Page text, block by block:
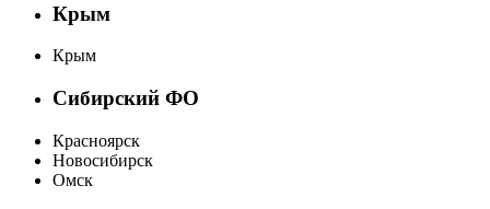
Крым
Крым
Сибирский ФО
Красноярск
Новосибирск
Омск